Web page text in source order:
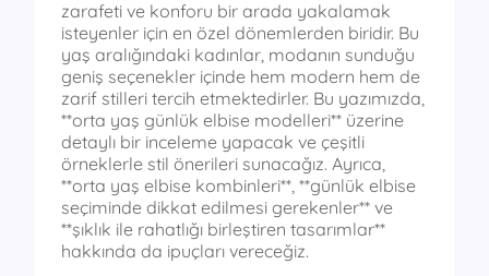
zarafeti ve konforu bir arada yakalamak
isteyenler için en özel dönemlerden biridir. Bu
yaş aralığındaki kadınlar, modanın sunduğu
geniş seçenekler içinde hem modern hem de
zarif stilleri tercih etmektedirler. Bu yazımızda,
**orta yaş günlük elbise modelleri** üzerine
detaylı bir inceleme yapacak ve çeşitli
örneklerle stil önerileri sunacağız. Ayrıca,
**orta yaş elbise kombinleri**, **günlük elbise
seçiminde dikkat edilmesi gerekenler** ve
**şıklık ile rahatlığı birleştiren tasarımlar**
hakkında da ipuçları vereceğiz.